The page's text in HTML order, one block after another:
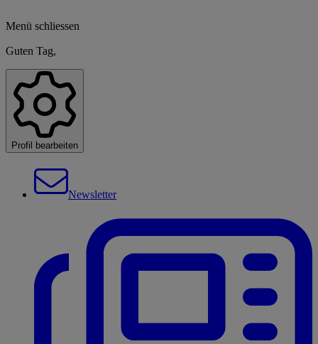
Menü schliessen
Guten Tag,
Profil bearbeiten
Newsletter